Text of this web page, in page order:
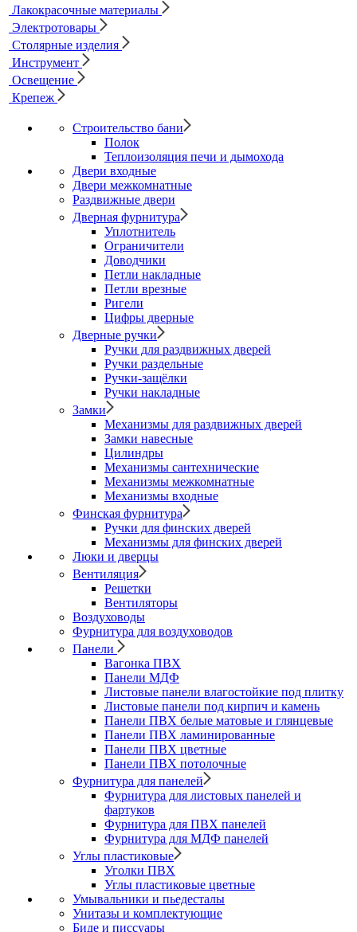
Лакокрасочные материалы
Электротовары
Столярные изделия
Инструмент
Освещение
Крепеж
Строительство бани
Полок
Теплоизоляция печи и дымохода
Двери входные
Двери межкомнатные
Раздвижные двери
Дверная фурнитура
Уплотнитель
Ограничители
Доводчики
Петли накладные
Петли врезные
Ригели
Цифры дверные
Дверные ручки
Ручки для раздвижных дверей
Ручки раздельные
Ручки-защёлки
Ручки накладные
Замки
Механизмы для раздвижных дверей
Замки навесные
Цилиндры
Механизмы сантехнические
Механизмы межкомнатные
Механизмы входные
Финская фурнитура
Ручки для финских дверей
Механизмы для финских дверей
Люки и дверцы
Вентиляция
Решетки
Вентиляторы
Воздуховоды
Фурнитура для воздуховодов
Панели
Вагонка ПВХ
Панели МДФ
Листовые панели влагостойкие под плитку
Листовые панели под кирпич и камень
Панели ПВХ белые матовые и глянцевые
Панели ПВХ ламинированные
Панели ПВХ цветные
Панели ПВХ потолочные
Фурнитура для панелей
Фурнитура для листовых панелей и
фартуков
Фурнитура для ПВХ панелей
Фурнитура для МДФ панелей
Углы пластиковые
Уголки ПВХ
Углы пластиковые цветные
Умывальники и пьедесталы
Унитазы и комплектующие
Биде и писсуары